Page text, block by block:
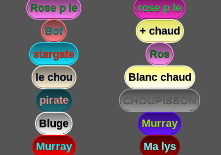
Rose p le
rose p le
Bof
+ chaud
stargate
Ros
le chou
Blanc chaud
pirate
CHOUPISSON
Bluge
Murray
Murray
Ma lys